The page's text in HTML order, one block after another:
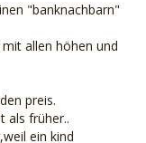
"banknachbarn"
allen höhen und
preis.
als früher..
ein kind